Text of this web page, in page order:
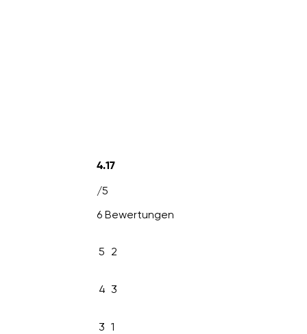
4.17
/5
6 Bewertungen
5 2
4 3
3 1